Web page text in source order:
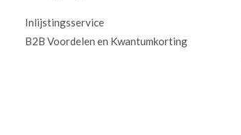
Inlijstingsservice
B2B Voordelen en Kwantumkorting